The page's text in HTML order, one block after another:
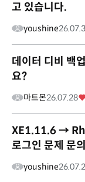
고 있습니다.
youshine
데이터 디비 백
요?
마트몬26.07.28
XE1.11.6 →
로그인 문제 문의
youshine